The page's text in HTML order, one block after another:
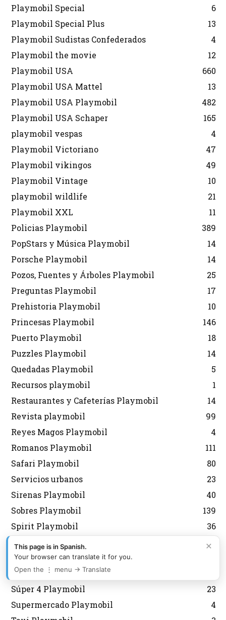
Playmobil Special
6
Playmobil Special Plus
13
Playmobil Sudistas Confederados
4
Playmobil the movie
12
Playmobil USA
660
Playmobil USA Mattel
13
Playmobil USA Playmobil
482
Playmobil USA Schaper
165
playmobil vespas
4
Playmobil Victoriano
47
Playmobil vikingos
49
Playmobil Vintage
10
playmobil wildlife
21
Playmobil XXL
11
Policias Playmobil
389
PopStars y Música Playmobil
14
Porsche Playmobil
14
Pozos, Fuentes y Árboles Playmobil
25
Preguntas Playmobil
17
Prehistoria Playmobil
10
Princesas Playmobil
146
Puerto Playmobil
18
Puzzles Playmobil
14
Quedadas Playmobil
5
Recursos playmobil
1
Restaurantes y Cafeterías Playmobil
14
Revista playmobil
99
Reyes Magos Playmobil
4
Romanos Playmobil
111
Safari Playmobil
80
Servicios urbanos
23
Sirenas Playmobil
40
Sobres Playmobil
139
Spirit Playmobil
36
Star Trek Playmobil
4
Stun Show
Submarinos y buceo
Súper 4 Playmobil
23
Supermercado Playmobil
4
×
This page is in Spanish.
Your browser can translate it for you.
Open the ⋮ menu → Translate